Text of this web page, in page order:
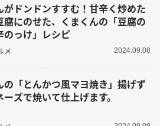
がドンドンすすむ！甘辛く炒めた
腐にのせた、くまくんの「豆腐の
のっけ」レシピ
メ 2024.09.08
の「とんかつ風マヨ焼き」揚げず
ズで焼いて仕上げます。